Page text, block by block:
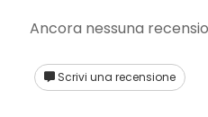
Ancora nessuna
Scrivi una recensione